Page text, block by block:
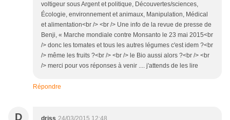
voltigeur sous Argent et politique, Découvertes/sciences,
Écologie, environnement et animaux, Manipulation, Médical
et alimentation<br /> <br /> Une info de la revue de presse de
Benji, « Marche mondiale contre Monsanto le 23 mai 2015<br
/> donc les tomates et tous les autres légumes c'est idem ?<br
/> même les fruits ?<br /> <br /> le Bio aussi alors ?<br /> <br
/> merci pour vos réponses à venir .... j'attends de les lire
Répondre
D driss 24/03/2015 12:48